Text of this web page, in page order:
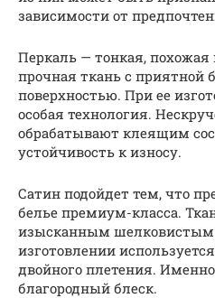
зависимости от
Перкаль — тонкая, похожая
прочная ткань с приятной
поверхностью. При ее
особая технология.
обрабатывают клеящим
устойчивость к износу.
Сатин подойдет тем, что
белье премиум-класса.
изысканным шелковистым
изготовлении
двойного плетения.
благородный блеск.